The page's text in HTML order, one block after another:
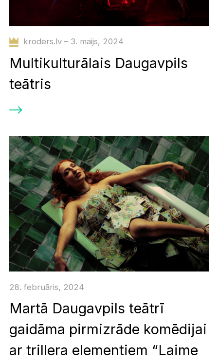
kroders.lv – 3. maijs, 2024
Multikulturālais Daugavpils
teātris
28. februāris, 2024
Martā Daugavpils teātrī
gaidāma pirmizrāde komēdijai
ar trillera elementiem “Laime